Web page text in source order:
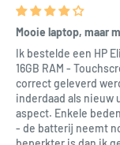
Mooie laptop, maar
Ik bestelde een HP
16GB RAM -
correct geleverd
inderdaad als nieuw
aspect. Enkele
- de batterij neemt